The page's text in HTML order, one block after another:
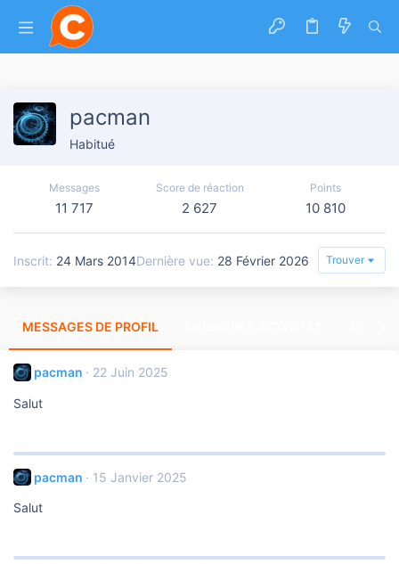
pacman
Habitué
Messages
11 717
Score de réaction
2 627
Points
10 810
Inscrit 24 Mars 2014Dernière vue 28 Février 2026 Trouver
MESSAGES DE PROFIL
pacman 22 Juin 2025
Salut
pacman 15 Janvier 2025
Salut